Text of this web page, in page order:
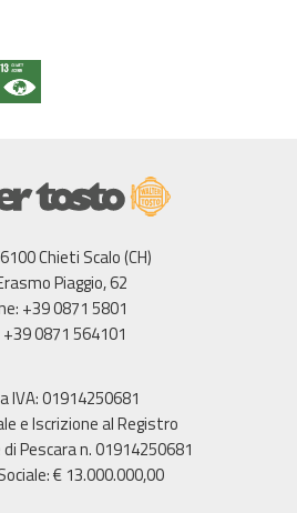
Chieti Scalo (CH)
Piaggio, 62
+39 0871 5801
+39 0871 564101
IVA: 01914250681
e Iscrizione al Registro
Pescara n. 01914250681
€ 13.000.000,00